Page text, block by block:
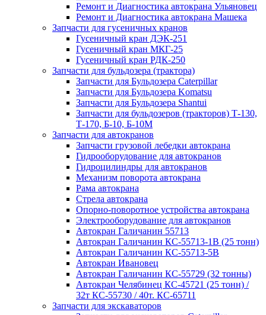
Ремонт и Диагностика автокрана Ульяновец
Ремонт и Диагностика автокрана Машека
Запчасти для гусеничных кранов
Гусеничный кран ДЭК-251
Гусеничный кран МКГ-25
Гусеничный кран РДК-250
Запчасти для бульдозера (трактора)
Запчасти для Бульдозера Caterpillar
Запчасти для Бульдозера Komatsu
Запчасти для Бульдозера Shantui
Запчасти для бульдозеров (тракторов) Т-130,
Т-170, Б-10, Б-10М
Запчасти для автокранов
Запчасти грузовой лебедки автокрана
Гидрооборудование для автокранов
Гидроцилиндры для автокранов
Механизм поворота автокрана
Рама автокрана
Стрела автокрана
Опорно-поворотное устройства автокрана
Электрооборудование для автокранов
Автокран Галичанин 55713
Автокран Галичанин КС-55713-1В (25 тонн)
Автокран Галичанин КС-55713-5В
Автокран Ивановец
Автокран Галичанин КС-55729 (32 тонны)
Автокран Челябинец КС-45721 (25 тонн) /
32т КС-55730 / 40т. КС-65711
Запчасти для экскаваторов